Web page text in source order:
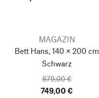
MAGAZIN
Bett Hans, 140 × 200 cm
Schwarz
879,00 €
749,00 €